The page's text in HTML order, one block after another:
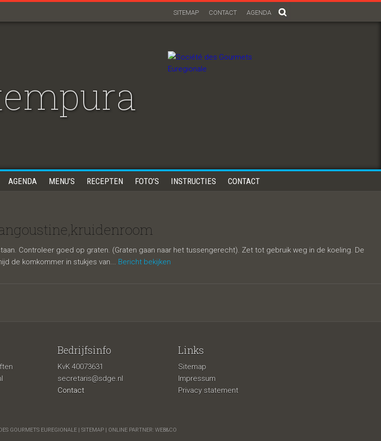
AGENDA
CONTACT
SITEMAP
AGENDA MENU’S RECEPTEN FOTO’S INSTRUCTIES CONTACT
Controleer goed op graten. (Graten gaan naar het tussengerecht). Zet tot gebruik weg in de koeling. De
de komkommer in stukjes van... Bericht bekijken
Bedrijfsinfo
KvK 40073631
secretaris@sdge.nl
Contact
Links
Sitemap
Impressum
Privacy statement
GOURMETS EUREGIONALE | SITEMAP| ONLINE PARTNER: WEB&CO